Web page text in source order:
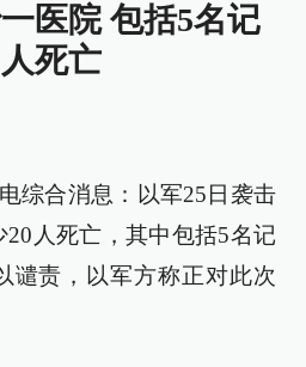
医院 包括5名记
死亡
综合消息：以军25日袭击
人死亡，其中包括5名记
谴责，以军方称正对此次